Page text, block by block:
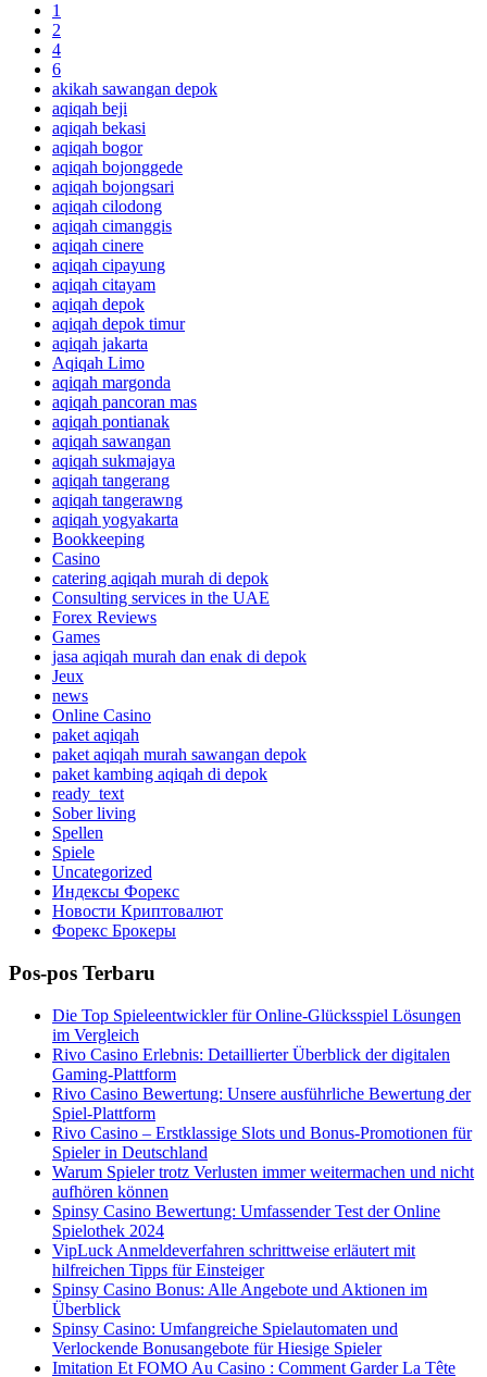
1
2
4
6
akikah sawangan depok
aqiqah beji
aqiqah bekasi
aqiqah bogor
aqiqah bojonggede
aqiqah bojongsari
aqiqah cilodong
aqiqah cimanggis
aqiqah cinere
aqiqah cipayung
aqiqah citayam
aqiqah depok
aqiqah depok timur
aqiqah jakarta
Aqiqah Limo
aqiqah margonda
aqiqah pancoran mas
aqiqah pontianak
aqiqah sawangan
aqiqah sukmajaya
aqiqah tangerang
aqiqah tangerawng
aqiqah yogyakarta
Bookkeeping
Casino
catering aqiqah murah di depok
Consulting services in the UAE
Forex Reviews
Games
jasa aqiqah murah dan enak di depok
Jeux
news
Online Casino
paket aqiqah
paket aqiqah murah sawangan depok
paket kambing aqiqah di depok
ready_text
Sober living
Spellen
Spiele
Uncategorized
Индексы Форекс
Новости Криптовалют
Форекс Брокеры
Pos-pos Terbaru
Die Top Spieleentwickler für Online-Glücksspiel Lösungen
im Vergleich
Rivo Casino Erlebnis: Detaillierter Überblick der digitalen
Gaming-Plattform
Rivo Casino Bewertung: Unsere ausführliche Bewertung der
Spiel-Plattform
Rivo Casino – Erstklassige Slots und Bonus-Promotionen für
Spieler in Deutschland
Warum Spieler trotz Verlusten immer weitermachen und nicht
aufhören können
Spinsy Casino Bewertung: Umfassender Test der Online
Spielothek 2024
VipLuck Anmeldeverfahren schrittweise erläutert mit
hilfreichen Tipps für Einsteiger
Spinsy Casino Bonus: Alle Angebote und Aktionen im
Überblick
Spinsy Casino: Umfangreiche Spielautomaten und
Verlockende Bonusangebote für Hiesige Spieler
Imitation Et FOMO Au Casino : Comment Garder La Tête